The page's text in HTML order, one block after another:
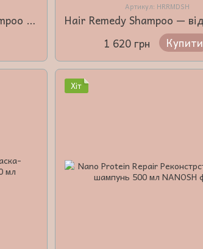
Brasil Cacau Anti Residue Shampoo — Шампунь для глибокого очищення волосся 1000 мл
Артикул: HRRMDSH
1 620 грн
Купити
Хіт